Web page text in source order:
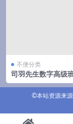
不便分类
司羽先生数字高级
336集
©本站资源来源